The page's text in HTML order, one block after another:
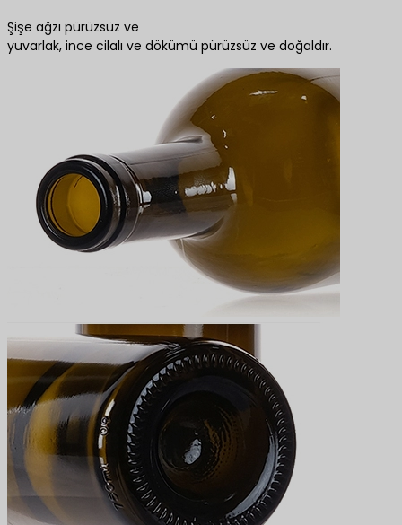
Şişe ağzı pürüzsüz ve
yuvarlak, ince cilalı ve dökümü pürüzsüz ve doğaldır.